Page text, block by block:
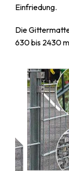
Einfriedung.
Die
630 bis 2430